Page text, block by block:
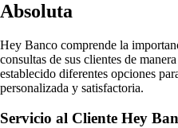
Absoluta
Hey Banco comprende la
consultas de sus clientes de
establecido diferentes opciones
personalizada y satisfactoria.
Servicio al Cliente Hey